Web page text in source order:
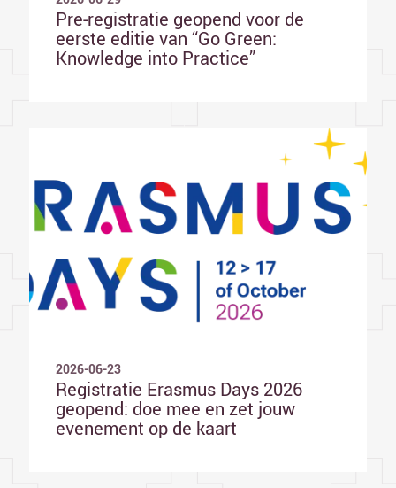
Pre-registratie geopend voor de
eerste editie van “Go Green:
Knowledge into Practice”
2026-06-23
Registratie Erasmus Days 2026
geopend: doe mee en zet jouw
evenement op de kaart